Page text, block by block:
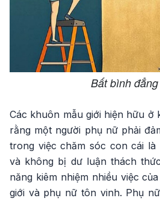
Bất bình
Các khuôn mẫu giới hiện hữu ở
rằng một người phụ nữ phải
trong việc chăm sóc con cái
và không bị dư luận thách
năng kiêm nhiệm nhiều việc
giới và phụ nữ tôn vinh. Phụ